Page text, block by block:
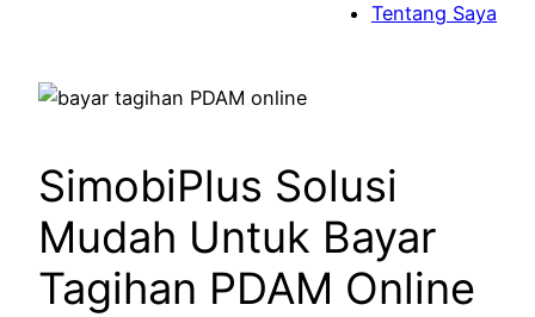
Tentang Saya
SimobiPlus Solusi
Mudah Untuk Bayar
Tagihan PDAM Online